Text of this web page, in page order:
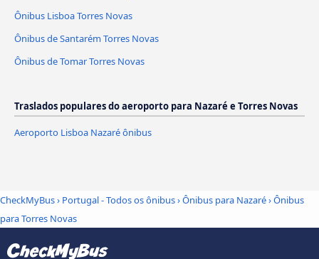
Ônibus Lisboa Torres Novas
Ônibus de Santarém Torres Novas
Ônibus de Tomar Torres Novas
Traslados populares do aeroporto para Nazaré e Torres Novas
Aeroporto Lisboa Nazaré ônibus
CheckMyBus› Portugal - Todos os ônibus›Ônibus para Nazaré›Ônibus
para Torres Novas